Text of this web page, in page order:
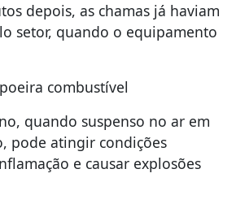
depois, as chamas já haviam
setor, quando o equipamento
combustível
quando suspenso no ar em
pode atingir condições
e causar explosões